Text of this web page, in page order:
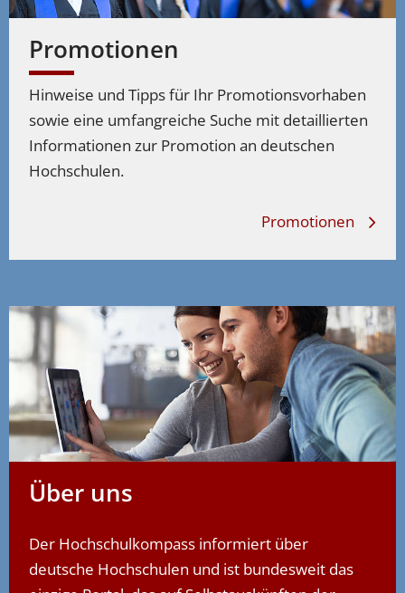
Promotionen
Hinweise und Tipps für Ihr Promotionsvorhaben
sowie eine umfangreiche Suche mit detaillierten
Informationen zur Promotion an deutschen
Hochschulen.
Promotionen
Über uns
Der Hochschulkompass informiert über
deutsche Hochschulen und ist bundesweit das